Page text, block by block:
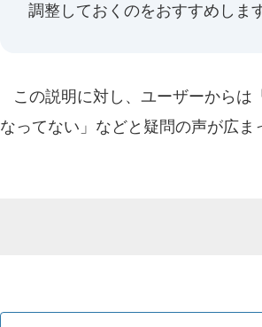
調整しておくのをおすすめしま
この説明に対し、ユーザーからは
なってない」などと疑問の声が広ま